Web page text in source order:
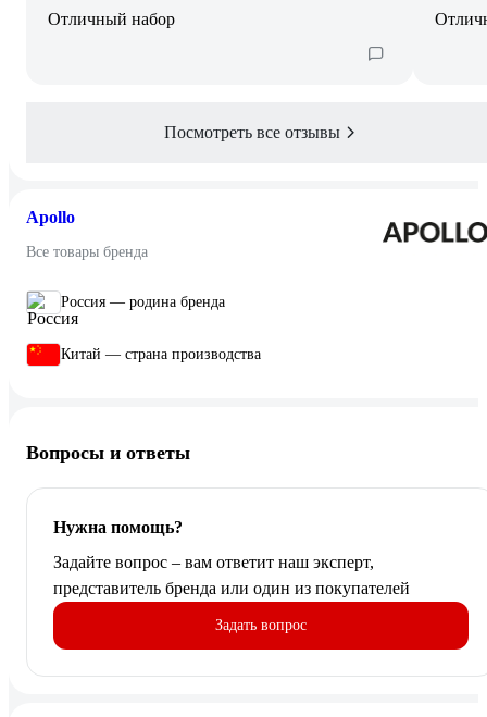
Отличный набор
Посмотреть все отзывы
Apollo
Все товары бренда
Россия — родина бренда
Китай — страна производства
Вопросы и ответы
Нужна помощь?
Задайте вопрос – вам ответит наш эксперт,
представитель бренда или один из покупателей
Задать вопрос